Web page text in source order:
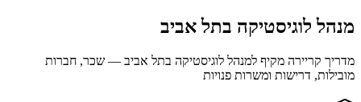
מנהל לוגיסטיקה בתל אביב
מדריך קריירה מקיף למנהל לוגיסטיקה בתל אביב — שכר, חברות
מובילות, דרישות ומשרות פנויות